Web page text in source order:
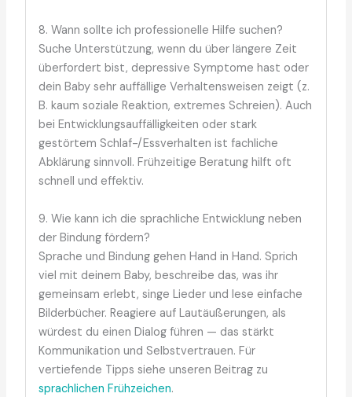
8. Wann sollte ich professionelle Hilfe suchen?
Suche Unterstützung, wenn du über längere Zeit
überfordert bist, depressive Symptome hast oder
dein Baby sehr auffällige Verhaltensweisen zeigt (z.
B. kaum soziale Reaktion, extremes Schreien). Auch
bei Entwicklungsauffälligkeiten oder stark
gestörtem Schlaf-/Essverhalten ist fachliche
Abklärung sinnvoll. Frühzeitige Beratung hilft oft
schnell und effektiv.
9. Wie kann ich die sprachliche Entwicklung neben
der Bindung fördern?
Sprache und Bindung gehen Hand in Hand. Sprich
viel mit deinem Baby, beschreibe das, was ihr
gemeinsam erlebt, singe Lieder und lese einfache
Bilderbücher. Reagiere auf Lautäußerungen, als
würdest du einen Dialog führen — das stärkt
Kommunikation und Selbstvertrauen. Für
vertiefende Tipps siehe unseren Beitrag zu
sprachlichen Frühzeichen.